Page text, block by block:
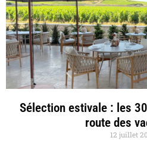
Sélection estivale : les
route des
12 juillet